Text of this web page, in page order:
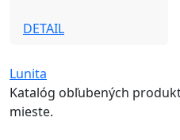
DETAIL
Lunita
Katalóg obľubených
mieste.